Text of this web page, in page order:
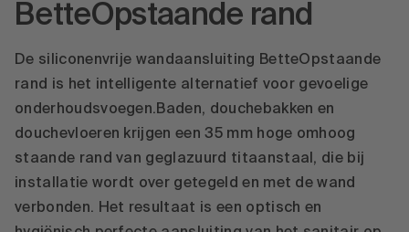
BetteOpstaande rand
De siliconenvrije wandaansluiting BetteOpstaande
rand is het intelligente alternatief voor gevoelige
onderhoudsvoegen.Baden, douchebakken en
douchevloeren krijgen een 35 mm hoge omhoog
staande rand van geglazuurd titaanstaal, die bij
installatie wordt over getegeld en met de wand
verbonden. Het resultaat is een optisch en